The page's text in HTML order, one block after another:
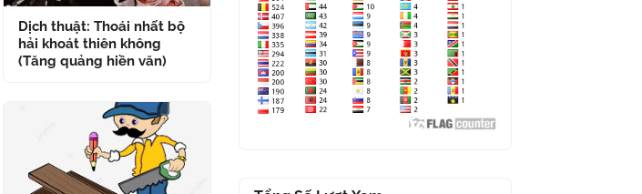
Dịch thuật: Thoái nhất bộ
hải khoát thiên không
(Tăng quảng hiền văn)